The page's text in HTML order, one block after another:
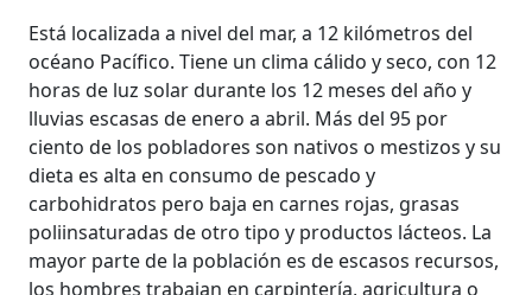
Está localizada a nivel del mar, a 12 kilómetros del
océano Pacífico. Tiene un clima cálido y seco, con 12
horas de luz solar durante los 12 meses del año y
lluvias escasas de enero a abril. Más del 95 por
ciento de los pobladores son nativos o mestizos y su
dieta es alta en consumo de pescado y
carbohidratos pero baja en carnes rojas, grasas
poliinsaturadas de otro tipo y productos lácteos. La
mayor parte de la población es de escasos recursos,
los hombres trabajan en carpintería, agricultura o